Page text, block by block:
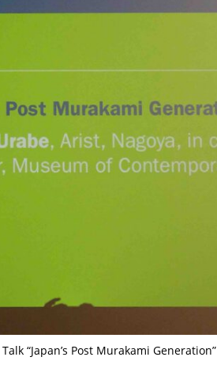
“Japan’s Post Murakami Generation”